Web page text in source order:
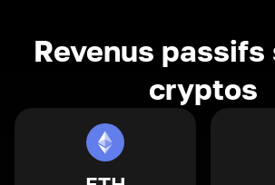
Revenus passifs
cryptos